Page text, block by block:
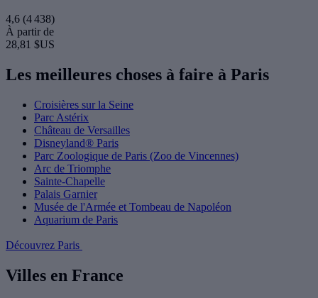
4,6 (4 438)
À partir de
28,81 $US
Les meilleures choses à faire à Paris
Croisières sur la Seine
Parc Astérix
Château de Versailles
Disneyland® Paris
Parc Zoologique de Paris (Zoo de Vincennes)
Arc de Triomphe
Sainte-Chapelle
Palais Garnier
Musée de l'Armée et Tombeau de Napoléon
Aquarium de Paris
Découvrez Paris
Villes en France